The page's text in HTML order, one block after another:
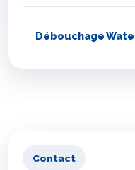
Débouchage
Contact